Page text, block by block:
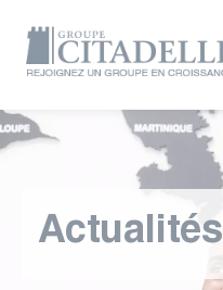
Actualités